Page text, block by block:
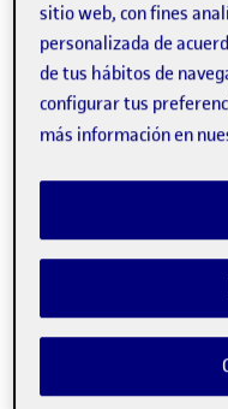
Semestre 20211 - Aula 2
7 Enero,
PEC 4 Idea-
Publicado por
Maria Esmeralda
Fecha de
sitio web, con fines
personalizada de
de tus hábitos de
configurar tus
más información en